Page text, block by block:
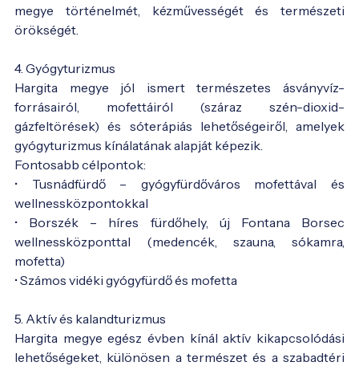
megye történelmét, kézművességét és természeti
örökségét.
4. Gyógyturizmus
Hargita megye jól ismert természetes ásványvíz-
forrásairól, mofettáiról (száraz szén-dioxid-
gázfeltörések) és sóterápiás lehetőségeiről, amelyek
gyógyturizmus kínálatának alapját képezik.
Fontosabb célpontok:
• Tusnádfürdő – gyógyfürdőváros mofettával és
wellnessközpontokkal
• Borszék – híres fürdőhely, új Fontana Borsec
wellnessközponttal (medencék, szauna, sókamra,
mofetta)
• Számos vidéki gyógyfürdő és mofetta
5. Aktív és kalandturizmus
Hargita megye egész évben kínál aktív kikapcsolódási
lehetőségeket, különösen a természet és a szabadtéri